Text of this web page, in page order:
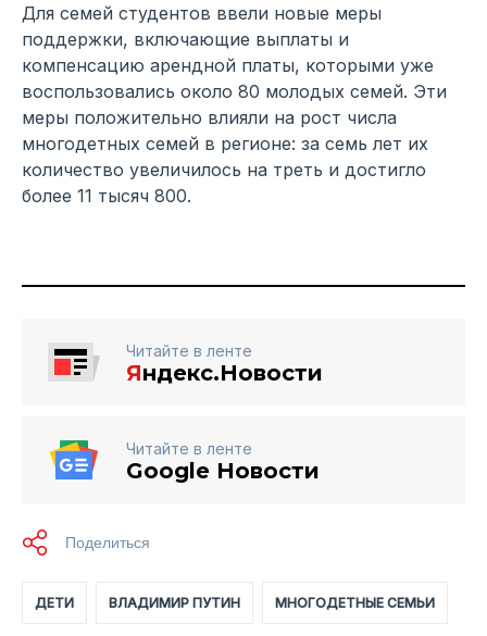
Для семей студентов ввели новые меры
поддержки, включающие выплаты и
компенсацию арендной платы, которыми уже
воспользовались около 80 молодых семей. Эти
меры положительно влияли на рост числа
многодетных семей в регионе: за семь лет их
количество увеличилось на треть и достигло
более 11 тысяч 800.
Читайте в ленте
Яндекс.Новости
Читайте в ленте
Google Новости
ДЕТИ ВЛАДИМИР ПУТИН МНОГОДЕТНЫЕ СЕМЬИ